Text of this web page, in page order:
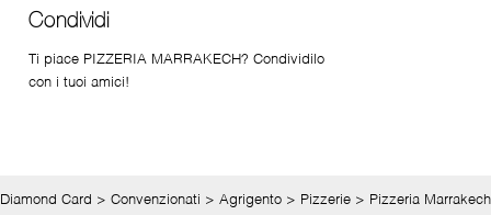
Condividi
Ti piace PIZZERIA MARRAKECH? Condividilo
con i tuoi amici!
Diamond Card > Convenzionati > Agrigento > Pizzerie > Pizzeria Marrakech